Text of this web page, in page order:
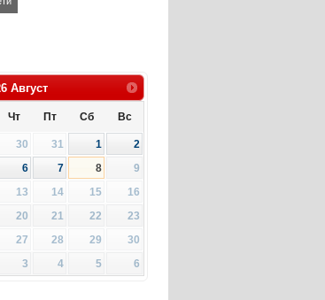
Август
Чт Пт Сб Вс
30 31 1
2
6 7 8
9
13 14 15
16
20 21 22
23
27 28 29
30
3 4 5 6